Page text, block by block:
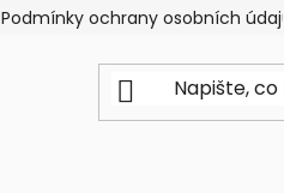
Podmínky ochrany osobních údajů